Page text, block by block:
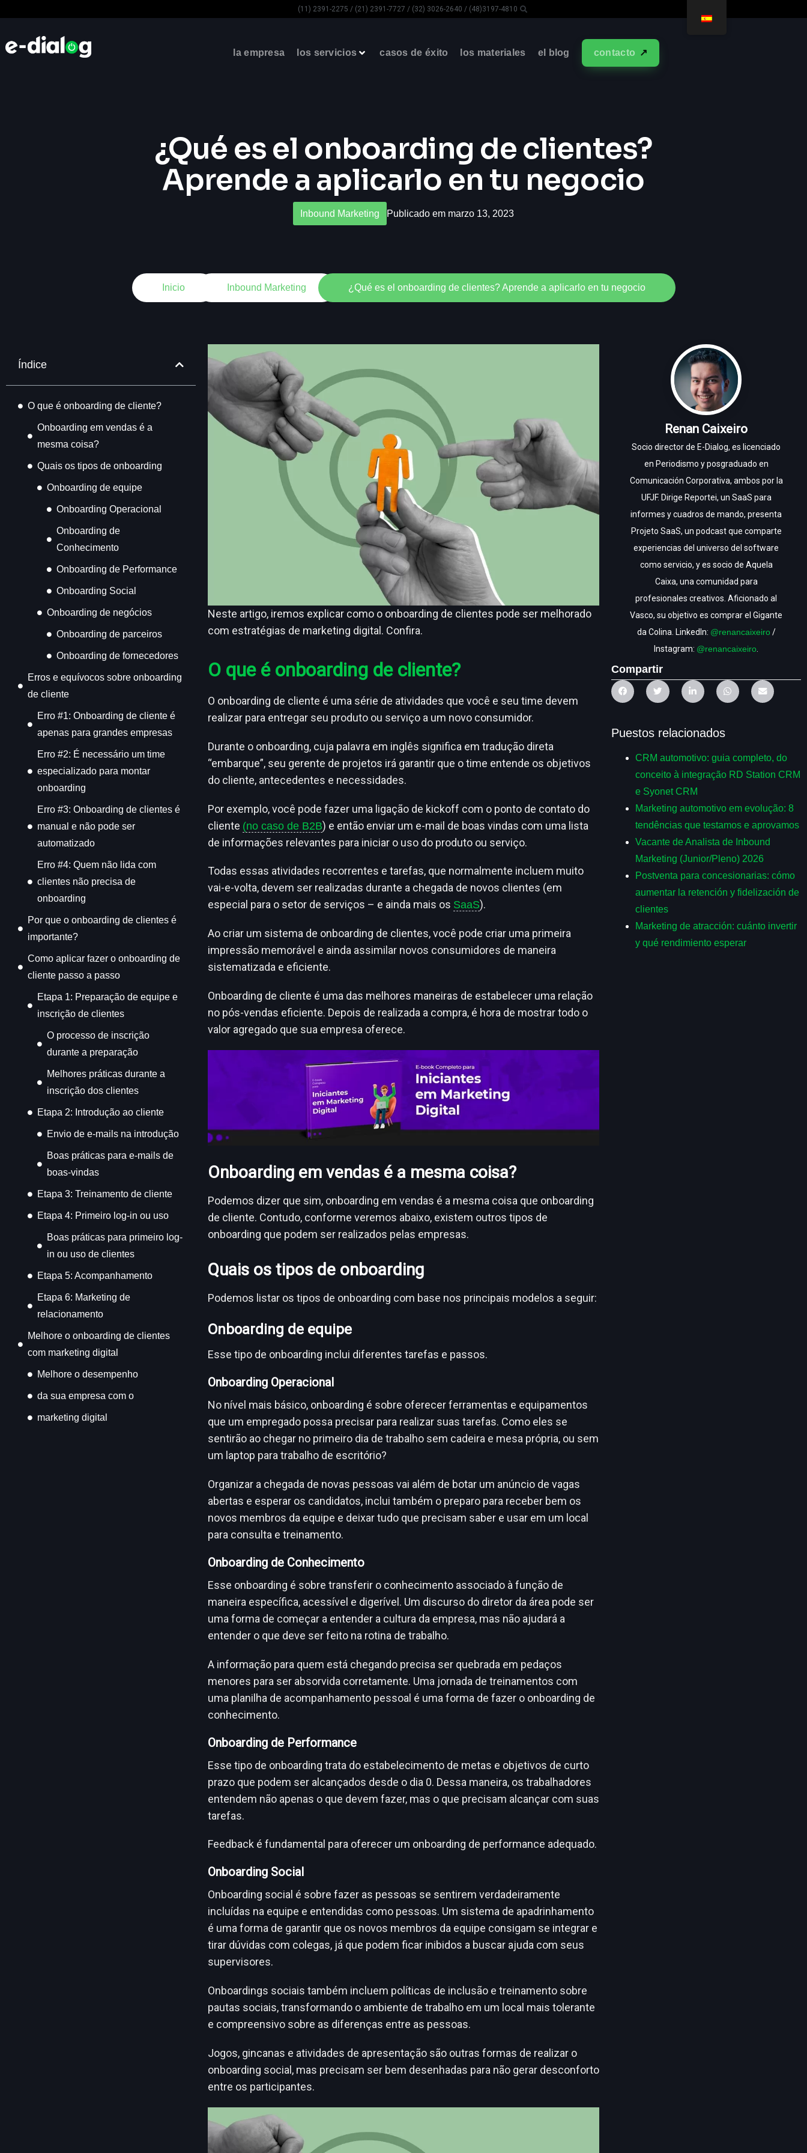
(11) 2391-2275 / (21) 2391-7727 / (32) 3026-2640 / (48)3197-4810
la empresa los servicios casos de éxito los materiales el blog contacto
¿Qué es el onboarding de clientes?
Aprende a aplicarlo en tu negocio
Inbound Marketing Publicado em marzo 13, 2023
Inicio Inbound Marketing ¿Qué es el onboarding de clientes? Aprende a aplicarlo en tu negocio
Índice
O que é onboarding de cliente?
Onboarding em vendas é a
mesma coisa?
Quais os tipos de onboarding
Onboarding de equipe
Onboarding Operacional
Onboarding de
Conhecimento
Onboarding de Performance
Onboarding Social
Onboarding de negócios
Onboarding de parceiros
Onboarding de fornecedores
Erros e equívocos sobre onboarding
de cliente
Erro #1: Onboarding de cliente é
apenas para grandes empresas
Erro #2: É necessário um time
especializado para montar
onboarding
Erro #3: Onboarding de clientes é
manual e não pode ser
automatizado
Erro #4: Quem não lida com
clientes não precisa de
onboarding
Por que o onboarding de clientes é
importante?
Como aplicar fazer o onboarding de
cliente passo a passo
Etapa 1: Preparação de equipe e
inscrição de clientes
O processo de inscrição
durante a preparação
Melhores práticas durante a
inscrição dos clientes
Etapa 2: Introdução ao cliente
Envio de e-mails na introdução
Boas práticas para e-mails de
boas-vindas
Etapa 3: Treinamento de cliente
Etapa 4: Primeiro log-in ou uso
Boas práticas para primeiro log-
in ou uso de clientes
Etapa 5: Acompanhamento
Etapa 6: Marketing de
relacionamento
Melhore o onboarding de clientes
com marketing digital
Melhore o desempenho
da sua empresa com o
marketing digital
Neste artigo, iremos explicar como o onboarding de clientes pode ser melhorado
com estratégias de marketing digital. Confira.
O que é onboarding de cliente?
O onboarding de cliente é uma série de atividades que você e seu time devem
realizar para entregar seu produto ou serviço a um novo consumidor.
Durante o onboarding, cuja palavra em inglês significa em tradução direta
“embarque”, seu gerente de projetos irá garantir que o time entende os objetivos
do cliente, antecedentes e necessidades.
Por exemplo, você pode fazer uma ligação de kickoff com o ponto de contato do
cliente (no caso de B2B) e então enviar um e-mail de boas vindas com uma lista
de informações relevantes para iniciar o uso do produto ou serviço.
Todas essas atividades recorrentes e tarefas, que normalmente incluem muito
vai-e-volta, devem ser realizadas durante a chegada de novos clientes (em
especial para o setor de serviços – e ainda mais os SaaS).
Ao criar um sistema de onboarding de clientes, você pode criar uma primeira
impressão memorável e ainda assimilar novos consumidores de maneira
sistematizada e eficiente.
Onboarding de cliente é uma das melhores maneiras de estabelecer uma relação
no pós-vendas eficiente. Depois de realizada a compra, é hora de mostrar todo o
valor agregado que sua empresa oferece.
Onboarding em vendas é a mesma coisa?
Podemos dizer que sim, onboarding em vendas é a mesma coisa que onboarding
de cliente. Contudo, conforme veremos abaixo, existem outros tipos de
onboarding que podem ser realizados pelas empresas.
Quais os tipos de onboarding
Podemos listar os tipos de onboarding com base nos principais modelos a seguir:
Onboarding de equipe
Esse tipo de onboarding inclui diferentes tarefas e passos.
Onboarding Operacional
No nível mais básico, onboarding é sobre oferecer ferramentas e equipamentos
que um empregado possa precisar para realizar suas tarefas. Como eles se
sentirão ao chegar no primeiro dia de trabalho sem cadeira e mesa própria, ou sem
um laptop para trabalho de escritório?
Organizar a chegada de novas pessoas vai além de botar um anúncio de vagas
abertas e esperar os candidatos, inclui também o preparo para receber bem os
novos membros da equipe e deixar tudo que precisam saber e usar em um local
para consulta e treinamento.
Onboarding de Conhecimento
Esse onboarding é sobre transferir o conhecimento associado à função de
maneira específica, acessível e digerível. Um discurso do diretor da área pode ser
uma forma de começar a entender a cultura da empresa, mas não ajudará a
entender o que deve ser feito na rotina de trabalho.
A informação para quem está chegando precisa ser quebrada em pedaços
menores para ser absorvida corretamente. Uma jornada de treinamentos com
uma planilha de acompanhamento pessoal é uma forma de fazer o onboarding de
conhecimento.
Onboarding de Performance
Esse tipo de onboarding trata do estabelecimento de metas e objetivos de curto
prazo que podem ser alcançados desde o dia 0. Dessa maneira, os trabalhadores
entendem não apenas o que devem fazer, mas o que precisam alcançar com suas
tarefas.
Feedback é fundamental para oferecer um onboarding de performance adequado.
Onboarding Social
Onboarding social é sobre fazer as pessoas se sentirem verdadeiramente
incluídas na equipe e entendidas como pessoas. Um sistema de apadrinhamento
é uma forma de garantir que os novos membros da equipe consigam se integrar e
tirar dúvidas com colegas, já que podem ficar inibidos a buscar ajuda com seus
supervisores.
Onboardings sociais também incluem políticas de inclusão e treinamento sobre
pautas sociais, transformando o ambiente de trabalho em um local mais tolerante
e compreensivo sobre as diferenças entre as pessoas.
Jogos, gincanas e atividades de apresentação são outras formas de realizar o
onboarding social, mas precisam ser bem desenhadas para não gerar desconforto
entre os participantes.
Renan Caixeiro
Socio director de E-Dialog, es licenciado
en Periodismo y posgraduado en
Comunicación Corporativa, ambos por la
UFJF. Dirige Reportei, un SaaS para
informes y cuadros de mando, presenta
Projeto SaaS, un podcast que comparte
experiencias del universo del software
como servicio, y es socio de Aquela
Caixa, una comunidad para
profesionales creativos. Aficionado al
Vasco, su objetivo es comprar el Gigante
da Colina. LinkedIn: @renancaixeiro/
Instagram: @renancaixeiro
Compartir
Puestos relacionados
CRM automotivo: guia completo, do
conceito à integração RD Station CRM
e Syonet CRM
Marketing automotivo em evolução: 8
tendências que testamos e aprovamos
Vacante de Analista de Inbound
Marketing (Junior/Pleno) 2026
Postventa para concesionarias: cómo
aumentar la retención y fidelización de
clientes
Marketing de atracción: cuánto invertir
y qué rendimiento esperar